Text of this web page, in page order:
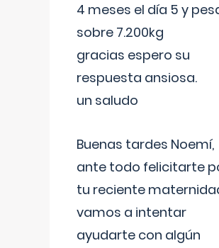
4 meses el día 5 y
sobre 7.200kg
gracias espero su
respuesta ansiosa.
un saludo
Buenas tardes Noemí,
ante todo felicitarte
tu reciente
vamos a intentar
ayudarte con algún